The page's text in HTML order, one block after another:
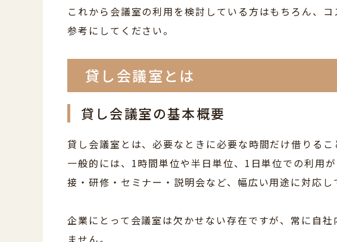
これから会議室の利用を検討している方はもちろん、
参考にしてください。
貸し会議室とは
貸し会議室の基本概要
貸し会議室とは、必要なときに必要な時間だけ借りるこ
一般的には、1時間単位や半日単位、1日単位での利用
接・研修・セミナー・説明会など、幅広い用途に対応し
企業にとって会議室は欠かせない存在ですが、常に自
ません。